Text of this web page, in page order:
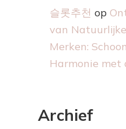
슬롯추천 op
van
Merken:
Harmonie met
Archief